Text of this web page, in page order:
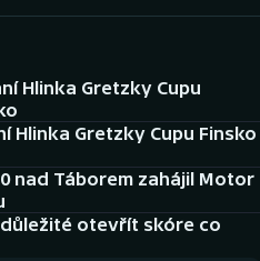
Hlinka Gretzky Cupu
Hlinka Gretzky Cupu Finsko
nad Táborem zahájil Motor
otevřít skóre co